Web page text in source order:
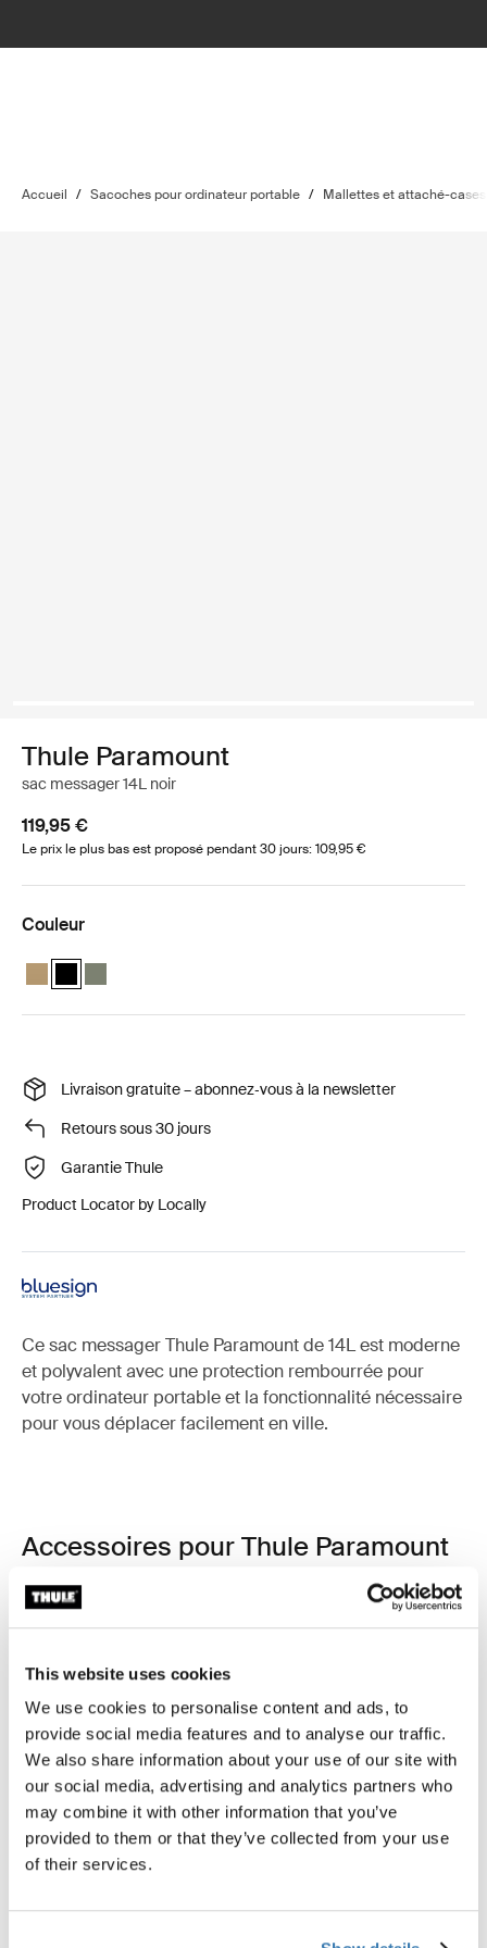
This website uses cookies
We use cookies to personalise content and ads, to
provide social media features and to analyse our traffic.
We also share information about your use of our site with
our social media, advertising and analytics partners who
may combine it with other information that you’ve
provided to them or that they’ve collected from your use
of their services.
Accueil / Sacoches pour ordinateur portable / Mallettes et attaché-cases
Thule Paramount
sac messager 14L noir
119,95 €
Le prix le plus bas est proposé pendant 30 jours: 109,95 €
Couleur
Thule Paramount messenger 14L Beige doux
Thule Paramount messenger 14L Noir (selected)
Thule Paramount messenger 14L Vert doux
Livraison gratuite – abonnez‑vous à la newsletter
Retours sous 30 jours
Garantie Thule
Product Locator by Locally
Ce sac messager Thule Paramount de 14L est moderne
et polyvalent avec une protection rembourrée pour
votre ordinateur portable et la fonctionnalité nécessaire
pour vous déplacer facilement en ville.
Accessoires pour Thule Paramount